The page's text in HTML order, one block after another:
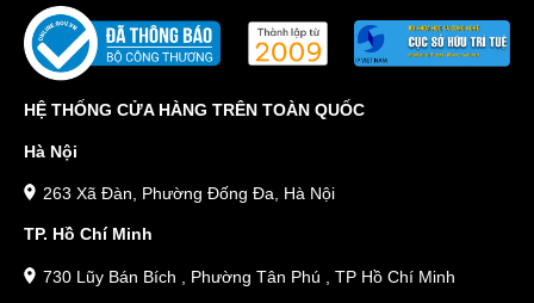
HỆ THỐNG CỬA HÀNG TRÊN TOÀN QUỐC
Hà Nội
263 Xã Đàn, Phường Đống Đa, Hà Nội
TP. Hồ Chí Minh
730 Lũy Bán Bích , Phường Tân Phú , TP Hồ Chí Minh